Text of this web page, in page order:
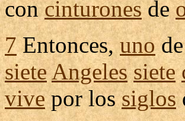
concinturonesde
7Entonces,uno
siete Angeles siete
vivepor lossiglos